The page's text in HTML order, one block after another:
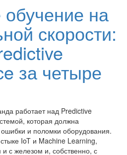
на
скорости:
за четыре
работает над Predictive
которая должна
и поломки оборудования.
IoT и Machine Learning,
и с железом и, собственно, с